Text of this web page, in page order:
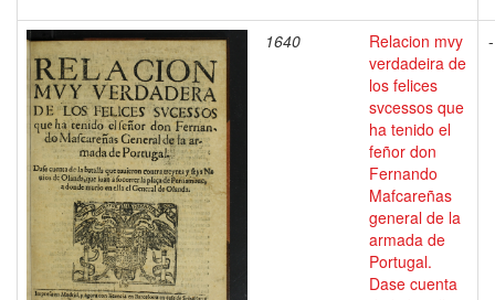
1640
Relacion mvy
verdadeira de
los felices
svcessos que
ha tenido el
feñor don
Fernando
Mafcareñas
general de la
armada de
Portugal.
Dase cuenta
-